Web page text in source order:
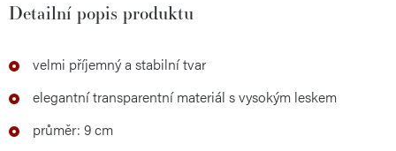
Detailní popis produktu
velmi příjemný a stabilní tvar
elegantní transparentní materiál s vysokým leskem
průměr: 9 cm